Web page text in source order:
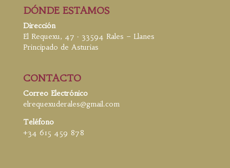
DÓNDE ESTAMOS
Dirección
El Requexu, 47 · 33594 Rales – Llanes
Principado de Asturias
CONTACTO
Correo Electrónico
elrequexuderales@gmail.com
Teléfono
+34 615 459 878